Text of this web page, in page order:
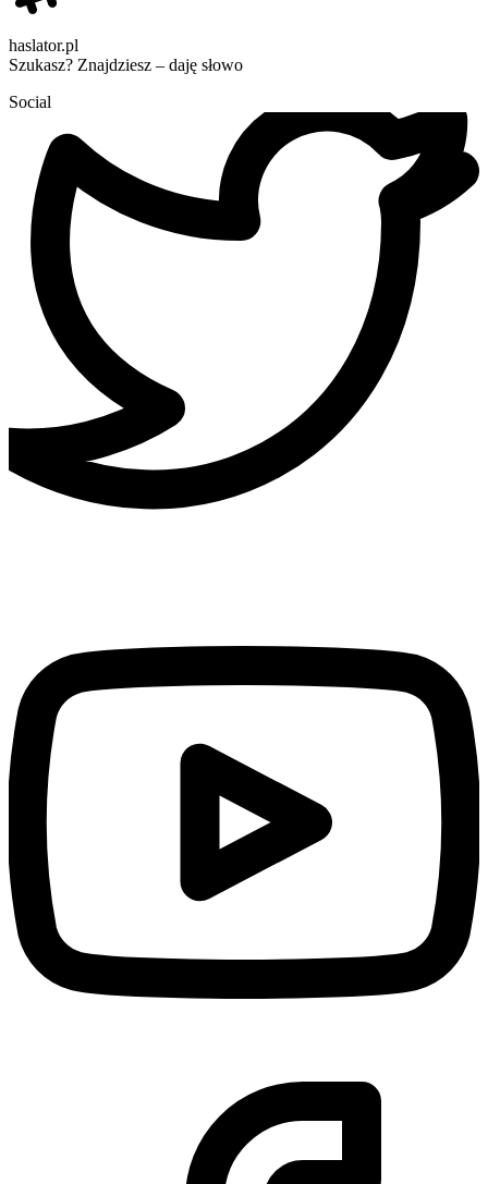
haslator.pl
Szukasz? Znajdziesz – daję słowo
Social